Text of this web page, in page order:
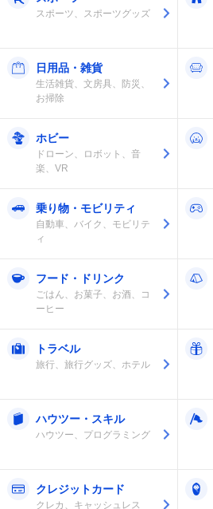
スポーツ、スポーツグッズ
日用品・雑貨
生活雑貨、文房具、防災、
お掃除
ホビー
ドローン、ロボット、音
楽、VR
乗り物・モビリティ
自動車、バイク、モビリテ
ィ
フード・ドリンク
ごはん、お菓子、お酒、コ
ーヒー
トラベル
旅行、旅行グッズ、ホテル
ハウツー・スキル
ハウツー、プログラミング
クレジットカード
クレカ、キャッシュレス